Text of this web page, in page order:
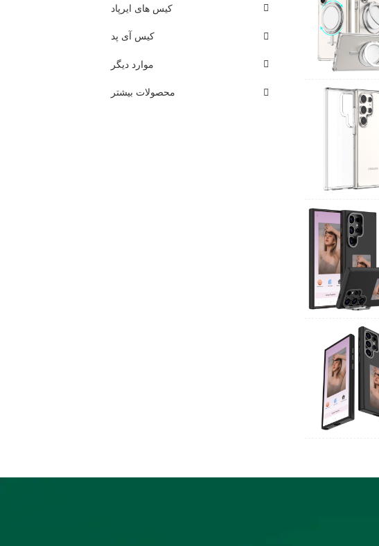
کیس های ایرپاد
کیس آی پد
موارد دیگر
محصولات بیشتر